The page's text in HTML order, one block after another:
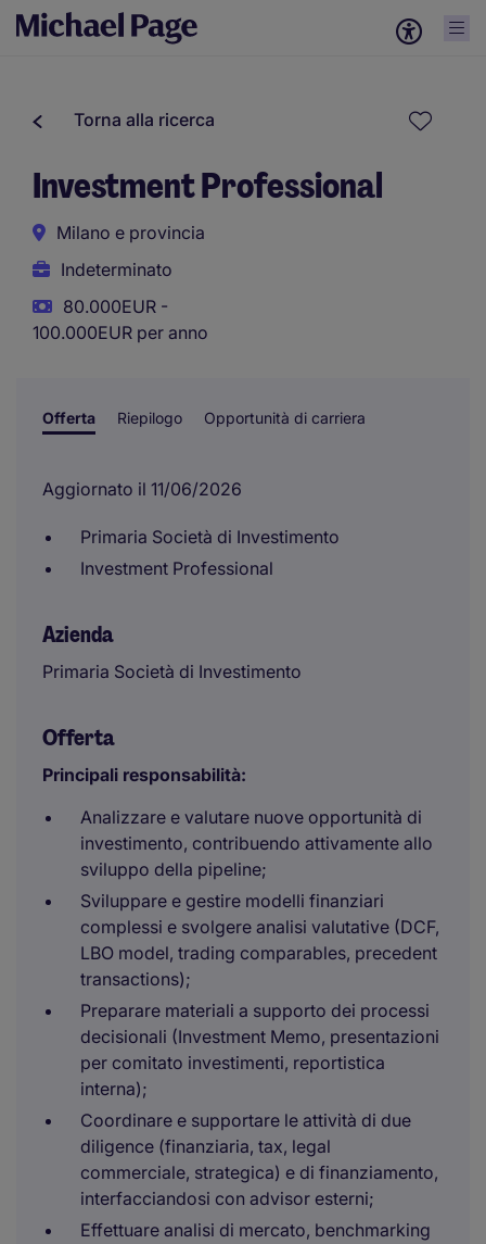
Torna alla ricerca
Investment Professional
Milano e provincia
Indeterminato
80.000EUR -
100.000EUR per anno
Offerta Riepilogo Opportunità di carriera
Aggiornato il 11/06/2026
Primaria Società di Investimento
Investment Professional
Azienda
Primaria Società di Investimento
Offerta
Principali responsabilità:
Analizzare e valutare nuove opportunità di
investimento, contribuendo attivamente allo
sviluppo della pipeline;
Sviluppare e gestire modelli finanziari
complessi e svolgere analisi valutative (DCF,
LBO model, trading comparables, precedent
transactions);
Preparare materiali a supporto dei processi
decisionali (Investment Memo, presentazioni
per comitato investimenti, reportistica
interna);
Coordinare e supportare le attività di due
diligence (finanziaria, tax, legal
commerciale, strategica) e di finanziamento,
interfacciandosi con advisor esterni;
Effettuare analisi di mercato, benchmarking